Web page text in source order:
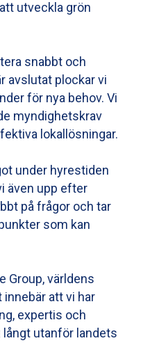
utveckla grön
snabbt och
avslutat plockar vi
för nya behov. Vi
myndighetskrav
lokallösningar.
under hyrestiden
även upp efter
på frågor och tar
som kan
Group, världens
att vi har
expertis och
utanför landets